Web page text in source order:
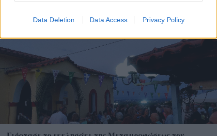
Data Deletion Data Access Privacy Policy